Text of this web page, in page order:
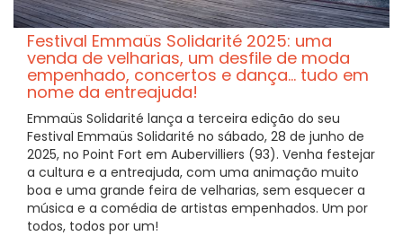
Festival Emmaüs Solidarité 2025: uma
venda de velharias, um desfile de moda
empenhado, concertos e dança... tudo em
nome da entreajuda!
Emmaüs Solidarité lança a terceira edição do seu
Festival Emmaüs Solidarité no sábado, 28 de junho de
2025, no Point Fort em Aubervilliers (93). Venha festejar
a cultura e a entreajuda, com uma animação muito
boa e uma grande feira de velharias, sem esquecer a
música e a comédia de artistas empenhados. Um por
todos, todos por um!